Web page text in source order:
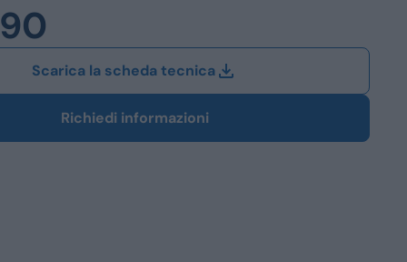
Scarica la scheda tecnica
Richiedi informazioni